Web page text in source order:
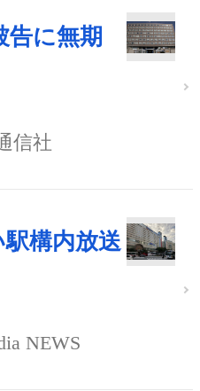
告に無期
信社
構内放送
NEWS